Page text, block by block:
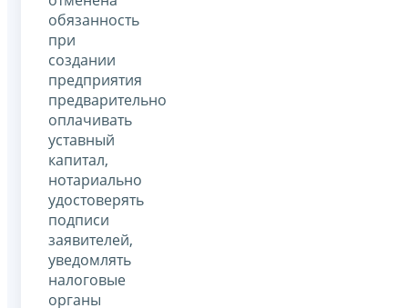
обязанность
при
создании
предприятия
предварительно
оплачивать
уставный
капитал,
нотариально
удостоверять
подписи
заявителей,
уведомлять
налоговые
органы